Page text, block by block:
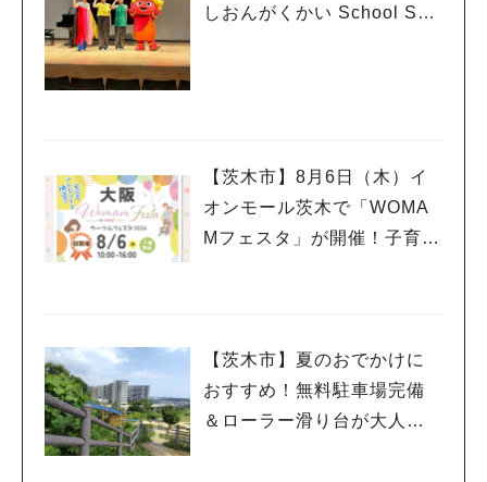
しおんがくかい School Son
【茨木市】8月6日（木）イ
オンモール茨木で「WOMA
Mフェスタ」が開催！子育て
【茨木市】夏のおでかけに
おすすめ！無料駐車場完備
＆ローラー滑り台が大人気